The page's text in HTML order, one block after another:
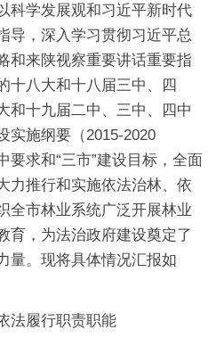
科学发展观和习近平新时代
导，深入学习贯彻习近平总
和来陕视察重要讲话重要指
十八大和十八届三中、四
和十九届二中、三中、四中
实施纲要（2015-2020
要求和“三市”建设目标，全面
力推行和实施依法治林、依
全市林业系统广泛开展林业
育，为法治政府建设奠定了
量。现将具体情况汇报如
法履行职责职能